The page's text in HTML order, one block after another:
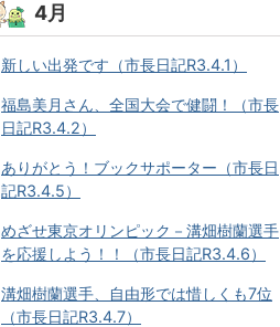
4月
新しい出発です（市長日記R3.4.1）
福島美月さん、全国大会で健闘！（市長
日記R3.4.2）
ありがとう！ブックサポーター（市長日
記R3.4.5）
めざせ東京オリンピック－溝畑樹蘭選手
を応援しよう！！（市長日記R3.4.6）
溝畑樹蘭選手、自由形では惜しくも7位
（市長日記R3.4.7）